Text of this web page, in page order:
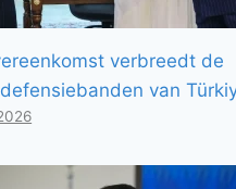
verbreedt de
van